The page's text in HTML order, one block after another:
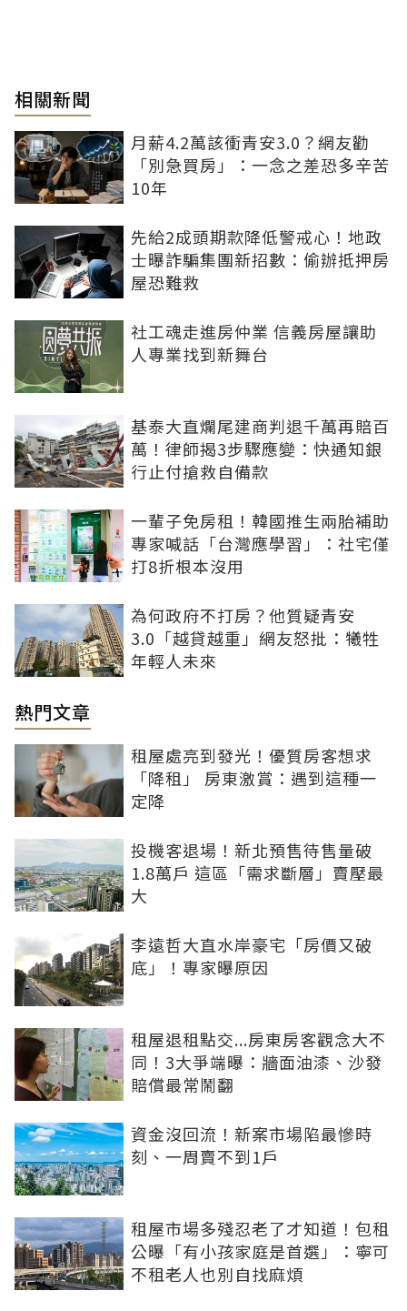
相關新聞
月薪4.2萬該衝青安3.0？網友勸
「別急買房」：一念之差恐多辛苦
10年
先給2成頭期款降低警戒心！地政
士曝詐騙集團新招數：偷辦抵押房
屋恐難救
社工魂走進房仲業 信義房屋讓助
人專業找到新舞台
基泰大直爛尾建商判退千萬再賠百
萬！律師揭3步驟應變：快通知銀
行止付搶救自備款
一輩子免房租！韓國推生兩胎補助
專家喊話「台灣應學習」：社宅僅
打8折根本沒用
為何政府不打房？他質疑青安
3.0「越貸越重」網友怒批：犧牲
年輕人未來
熱門文章
租屋處亮到發光！優質房客想求
「降租」 房東激賞：遇到這種一
定降
投機客退場！新北預售待售量破
1.8萬戶 這區「需求斷層」賣壓最
大
李遠哲大直水岸豪宅「房價又破
底」！專家曝原因
租屋退租點交...房東房客觀念大不
同！3大爭端曝：牆面油漆、沙發
賠償最常鬧翻
資金沒回流！新案市場陷最慘時
刻、一周賣不到1戶
租屋市場多殘忍老了才知道！包租
公曝「有小孩家庭是首選」：寧可
不租老人也別自找麻煩